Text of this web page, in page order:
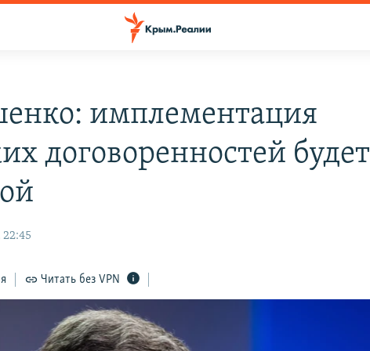
имплементация
договоренностей будет
22:45
Читать без VPN